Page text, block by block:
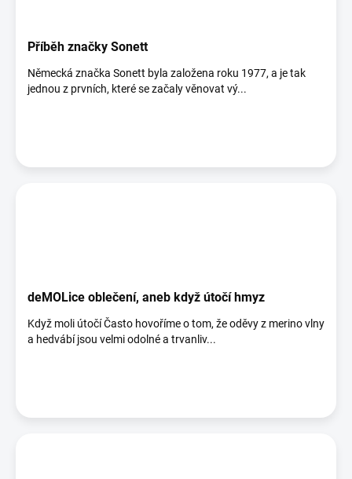
Příběh značky Sonett
Německá značka Sonett byla založena roku 1977, a je tak
jednou z prvních, které se začaly věnovat vý...
deMOLice oblečení, aneb když útočí hmyz
Když moli útočí Často hovoříme o tom, že oděvy z merino vlny
a hedvábí jsou velmi odolné a trvanliv...